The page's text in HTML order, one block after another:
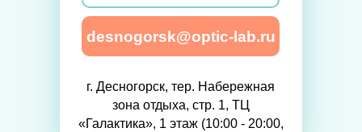
desnogorsk@optic-lab.ru
г. Десногорск, тер. Набережная
зона отдыха, стр. 1, ТЦ
«Галактика», 1 этаж (10:00 - 20:00,